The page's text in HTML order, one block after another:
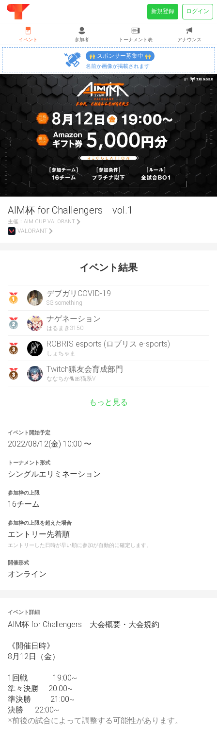
スポンサー募集中
名前か画像が掲載されます
AIM杯 for Challengers vol.1
主催： AIM CUP VALORANT
VALORANT
イベント結果
デブガリCOVID-19
SG something
ナゲネーション
はるまき3150
ROBRIS esports (ロブリス e-sports)
しょちゃま
Twitch猟友会育成部門
ななちか🐈🎀猫系V
もっと見る
イベント開始予定
2022/08/12(金) 10:00 〜
トーナメント形式
シングルエリミネーション
参加枠の上限
16チーム
参加枠の上限を超えた場合
エントリー先着順
エントリーした日時が早い順に参加が自動的に確定します。
開催形式
オンライン
イベント詳細
AIM杯 for Challengers　大会概要・大会規約
《開催日時》
8月12日（金）
1回戦　 　　19:00~
準々決勝　 20:00~
準決勝　 　 21:00~
決勝 　 22:00~
※前後の試合によって調整する可能性があります。
イベント 参加者 トーナメント表 アナウンス
新規登録 ログイン